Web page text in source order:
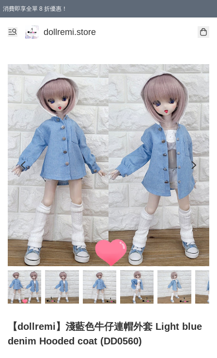
消費即享全單 8 折優惠！
購物滿 HKD 1500.00即享免運費優惠！（適用於 本地送貨、本地取貨、國際送貨 )
dollremi.store
【dollremi】淺藍色牛仔連帽外套 Light blue
denim Hooded coat (DD0560)